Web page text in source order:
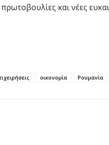
και νέες
οικονομία Ρουμανία